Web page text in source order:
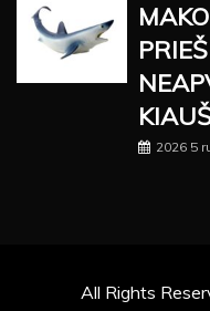
2026 5
All Rights